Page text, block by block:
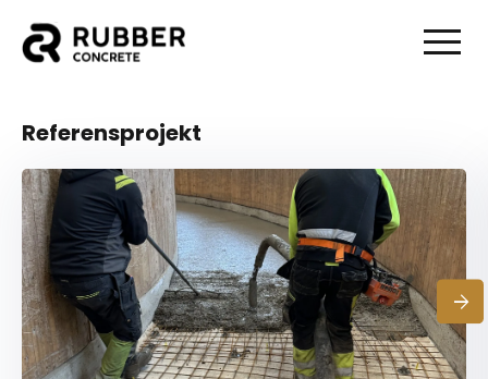
Referensprojekt